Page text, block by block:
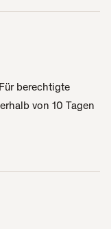
berechtigte
von 10 Tagen